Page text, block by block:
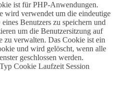
ist für PHP-Anwendungen.
wird verwendet um die eindeutige
Benutzers zu speichern und
um die Benutzersitzung auf
zu verwalten. Das Cookie ist ein
und wird gelöscht, wenn alle
geschlossen werden.
Typ Cookie Laufzeit Session